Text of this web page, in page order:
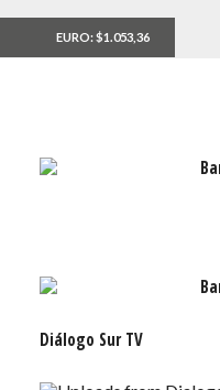
EURO: $1.053,36
Diálogo Sur TV